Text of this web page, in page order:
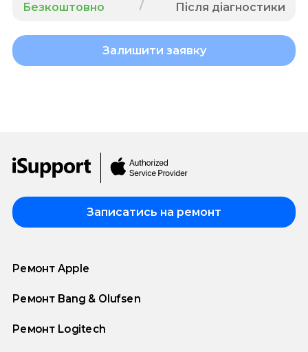
Безкоштовно Після діагностики
Залишити заявку
Записатись на ремонт
Ремонт Apple
Ремонт Bang & Olufsen
Ремонт Logitech